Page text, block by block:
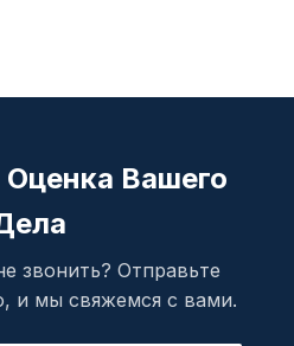
Оценка Вашего
звонить? Отправьте
и мы свяжемся с вами.